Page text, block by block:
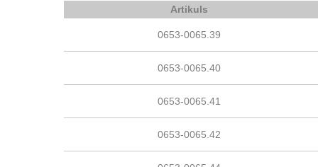
Artikuls
0653-0065.39
0653-0065.40
0653-0065.41
0653-0065.42